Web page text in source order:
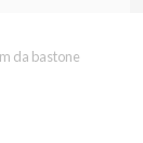
da bastone